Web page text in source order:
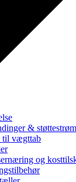
&
vægttab
og